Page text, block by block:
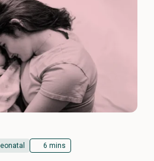
6 mins